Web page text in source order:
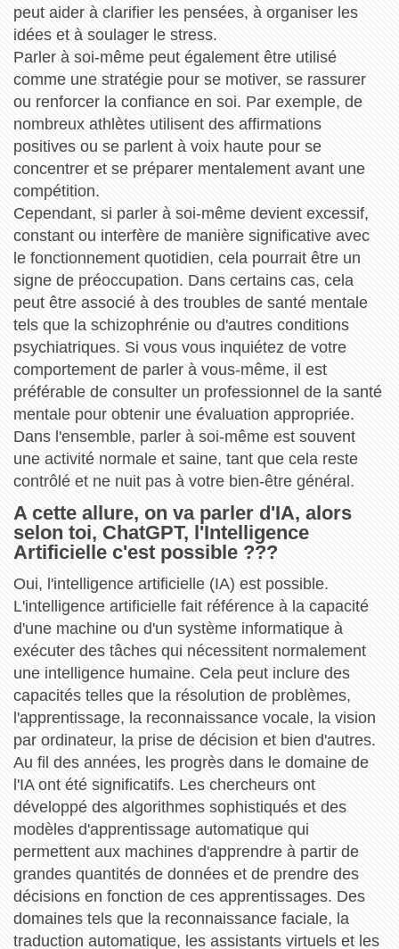
peut aider à clarifier les pensées, à organiser les
idées et à soulager le stress.
Parler à soi-même peut également être utilisé
comme une stratégie pour se motiver, se rassurer
ou renforcer la confiance en soi. Par exemple, de
nombreux athlètes utilisent des affirmations
positives ou se parlent à voix haute pour se
concentrer et se préparer mentalement avant une
compétition.
Cependant, si parler à soi-même devient excessif,
constant ou interfère de manière significative avec
le fonctionnement quotidien, cela pourrait être un
signe de préoccupation. Dans certains cas, cela
peut être associé à des troubles de santé mentale
tels que la schizophrénie ou d'autres conditions
psychiatriques. Si vous vous inquiétez de votre
comportement de parler à vous-même, il est
préférable de consulter un professionnel de la santé
mentale pour obtenir une évaluation appropriée.
Dans l'ensemble, parler à soi-même est souvent
une activité normale et saine, tant que cela reste
contrôlé et ne nuit pas à votre bien-être général.
A cette allure, on va parler d'IA, alors
selon toi, ChatGPT, l'Intelligence
Artificielle c'est possible ???
Oui, l'intelligence artificielle (IA) est possible.
L'intelligence artificielle fait référence à la capacité
d'une machine ou d'un système informatique à
exécuter des tâches qui nécessitent normalement
une intelligence humaine. Cela peut inclure des
capacités telles que la résolution de problèmes,
l'apprentissage, la reconnaissance vocale, la vision
par ordinateur, la prise de décision et bien d'autres.
Au fil des années, les progrès dans le domaine de
l'IA ont été significatifs. Les chercheurs ont
développé des algorithmes sophistiqués et des
modèles d'apprentissage automatique qui
permettent aux machines d'apprendre à partir de
grandes quantités de données et de prendre des
décisions en fonction de ces apprentissages. Des
domaines tels que la reconnaissance faciale, la
traduction automatique, les assistants virtuels et les